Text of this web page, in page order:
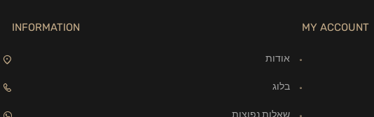
MY ACCOUNT
INFORMATION
אודות
בלוג